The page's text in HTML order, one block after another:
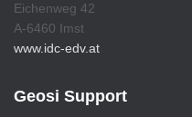
Eichenweg 42
A-6460 Imst
www.idc-edv.at
Geosi Support